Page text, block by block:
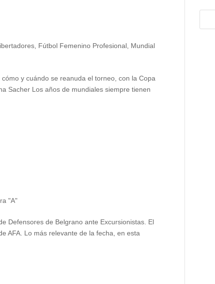
Fútbol Femenino Profesional Mundial
y cuándo se reanuda el torneo, con la Copa
Sacher Los años de mundiales siempre tienen
"A"
Defensores de Belgrano ante Excursionistas. El
AFA. Lo más relevante de la fecha, en esta